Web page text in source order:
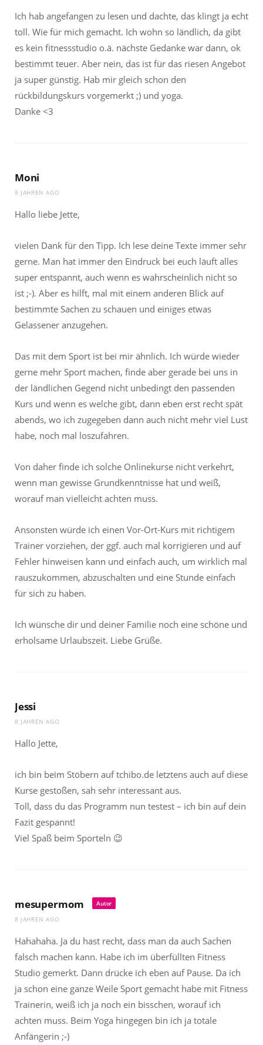
Ich hab angefangen zu lesen und dachte, das klingt ja echt
toll. Wie für mich gemacht. Ich wohn so ländlich, da gibt
es kein fitnessstudio o.ä. nächste Gedanke war dann, ok
bestimmt teuer. Aber nein, das ist für das riesen Angebot
ja super günstig. Hab mir gleich schon den
rückbildungskurs vorgemerkt ;) und yoga.
Danke <3
Moni
8 JAHREN AGO
Hallo liebe Jette,
vielen Dank für den Tipp. Ich lese deine Texte immer sehr
gerne. Man hat immer den Eindruck bei euch läuft alles
super entspannt, auch wenn es wahrscheinlich nicht so
ist ;-). Aber es hilft, mal mit einem anderen Blick auf
bestimmte Sachen zu schauen und einiges etwas
Gelassener anzugehen.
Das mit dem Sport ist bei mir ähnlich. Ich würde wieder
gerne mehr Sport machen, finde aber gerade bei uns in
der ländlichen Gegend nicht unbedingt den passenden
Kurs und wenn es welche gibt, dann eben erst recht spät
abends, wo ich zugegeben dann auch nicht mehr viel Lust
habe, noch mal loszufahren.
Von daher finde ich solche Onlinekurse nicht verkehrt,
wenn man gewisse Grundkenntnisse hat und weiß,
worauf man vielleicht achten muss.
Ansonsten würde ich einen Vor-Ort-Kurs mit richtigem
Trainer vorziehen, der ggf. auch mal korrigieren und auf
Fehler hinweisen kann und einfach auch, um wirklich mal
rauszukommen, abzuschalten und eine Stunde einfach
für sich zu haben.
Ich wünsche dir und deiner Familie noch eine schöne und
erholsame Urlaubszeit. Liebe Grüße.
Jessi
8 JAHREN AGO
Hallo Jette,
ich bin beim Stöbern auf tchibo.de letztens auch auf diese
Kurse gestoßen, sah sehr interessant aus.
Toll, dass du das Programm nun testest – ich bin auf dein
Fazit gespannt!
Viel Spaß beim Sporteln 😉
mesupermom
Autor
8 JAHREN AGO
Hahahaha. Ja du hast recht, dass man da auch Sachen
falsch machen kann. Habe ich im überfüllten Fitness
Studio gemerkt. Dann drücke ich eben auf Pause. Da ich
ja schon eine ganze Weile Sport gemacht habe mit Fitness
Trainerin, weiß ich ja noch ein bisschen, worauf ich
achten muss. Beim Yoga hingegen bin ich ja totale
Anfängerin ;-)